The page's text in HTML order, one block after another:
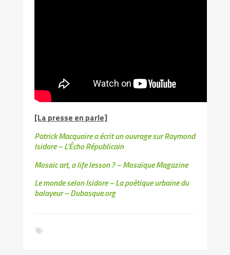
[La presse en parle]
Patrick Macquaire a écrit un ouvrage sur Raymond
Isidore – L’Écho Républicain
Mosaic art, a life lesson ? – Mosaïque Magazine
Le monde selon Isidore – La poétique urbaine du
balayeur – Dubasque.org